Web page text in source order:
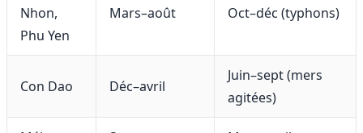
Nhon,
Phu Yen
Mars–août Oct–déc (typhons)
Con Dao Déc–avril
Juin–sept (mers
agitées)